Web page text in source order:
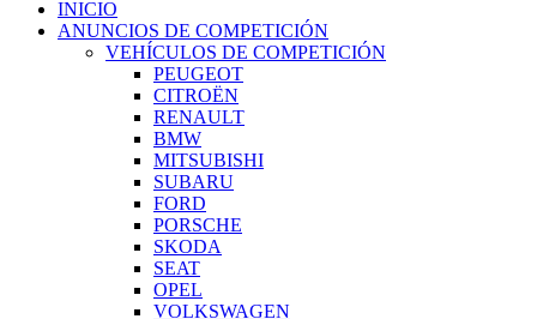
INICIO
ANUNCIOS DE COMPETICIÓN
VEHÍCULOS DE COMPETICIÓN
PEUGEOT
CITROËN
RENAULT
BMW
MITSUBISHI
SUBARU
FORD
PORSCHE
SKODA
SEAT
OPEL
VOLKSWAGEN